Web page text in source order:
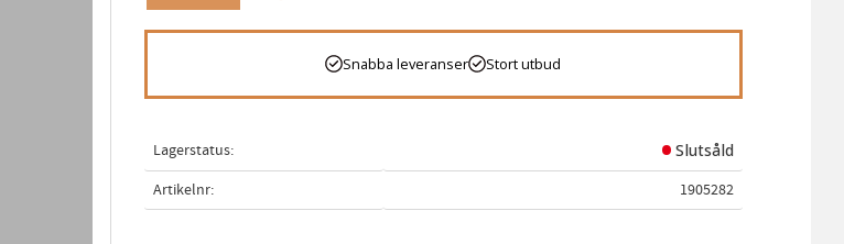
Snabba leveranser Stort utbud
Lagerstatus
Slutsåld
Artikelnr
1905282